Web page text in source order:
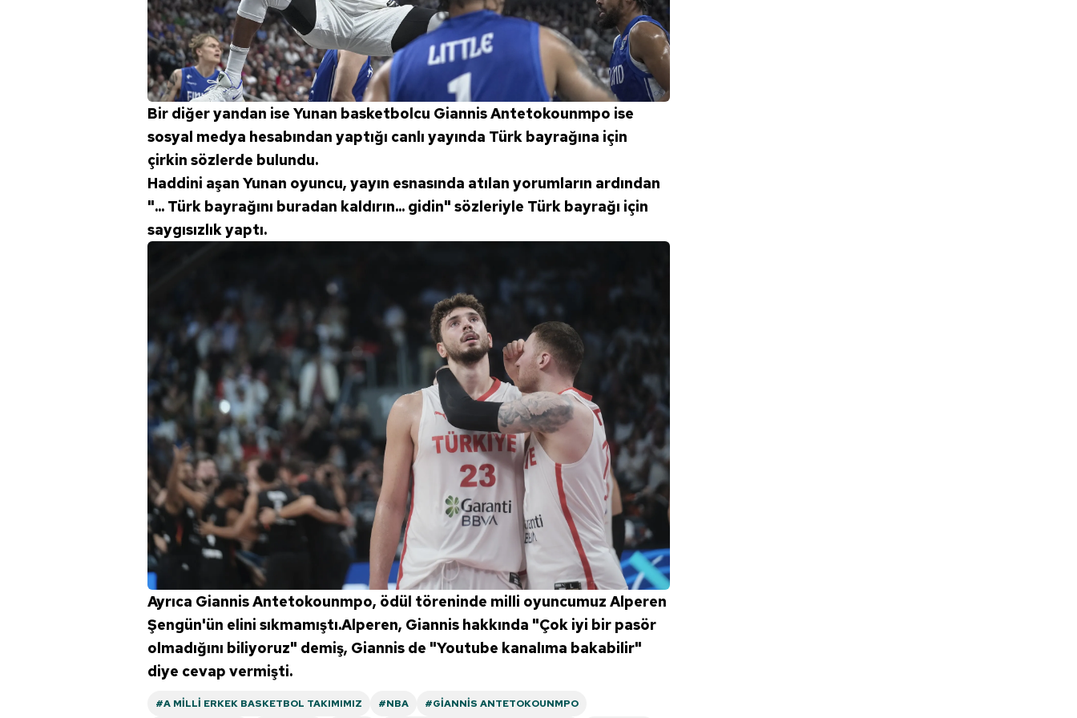
mevzuata uygun olarak kullanılan çerezlerle ilgili bilgi almak için lütfen
tıklayınız.
Bir diğer yandan ise Yunan basketbolcu Giannis Antetokounmpo ise
sosyal medya hesabından yaptığı canlı yayında Türk bayrağına için
çirkin sözlerde bulundu.
Haddini aşan Yunan oyuncu, yayın esnasında atılan yorumların ardından
"... Türk bayrağını buradan kaldırın... gidin" sözleriyle Türk bayrağı için
saygısızlık yaptı.
Ayrıca Giannis Antetokounmpo, ödül töreninde milli oyuncumuz Alperen
Şengün'ün elini sıkmamıştı.Alperen, Giannis hakkında "Çok iyi bir pasör
olmadığını biliyoruz" demiş, Giannis de "Youtube kanalıma bakabilir"
diye cevap vermişti.
#A MILLI ERKEK BASKETBOL TAKIMIMIZ #NBA #GIANNIS ANTETOKOUNMPO